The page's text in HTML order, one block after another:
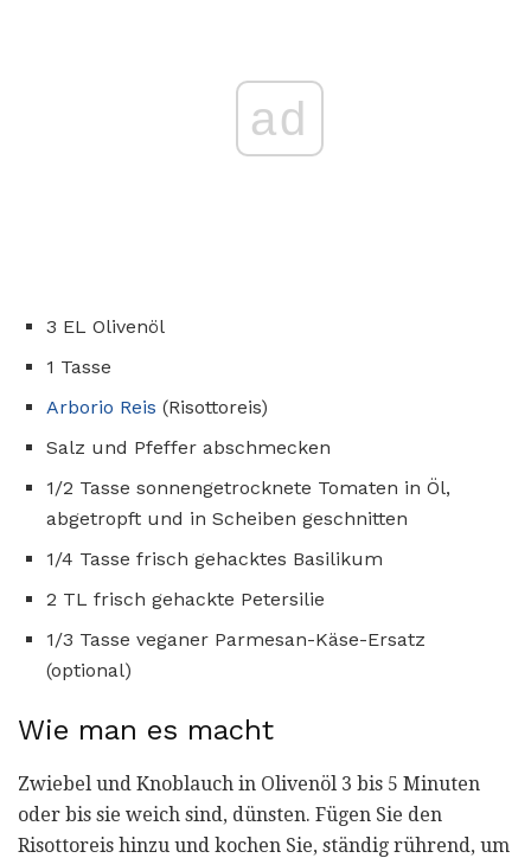
ad
3 EL Olivenöl
1 Tasse
Arborio Reis (Risottoreis)
Salz und Pfeffer abschmecken
1/2 Tasse sonnengetrocknete Tomaten in Öl,
abgetropft und in Scheiben geschnitten
1/4 Tasse frisch gehacktes Basilikum
2 TL frisch gehackte Petersilie
1/3 Tasse veganer Parmesan-Käse-Ersatz
(optional)
Wie man es macht
Zwiebel und Knoblauch in Olivenöl 3 bis 5 Minuten
oder bis sie weich sind, dünsten. Fügen Sie den
Risottoreis hinzu und kochen Sie, ständig rührend, um